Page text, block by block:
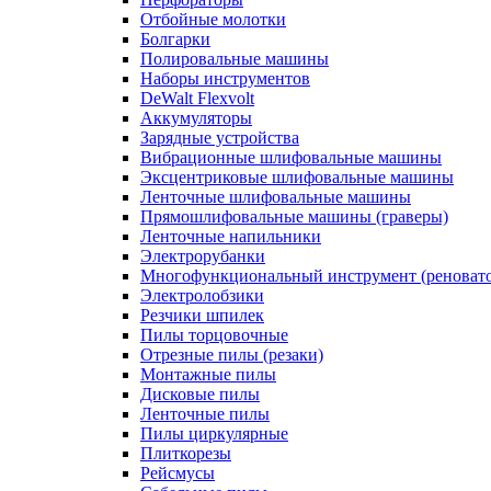
Отбойные молотки
Болгарки
Полировальные машины
Наборы инструментов
DeWalt Flexvolt
Аккумуляторы
Зарядные устройства
Вибрационные шлифовальные машины
Эксцентриковые шлифовальные машины
Ленточные шлифовальные машины
Прямошлифовальные машины (граверы)
Ленточные напильники
Электрорубанки
Многофункциональный инструмент
Электролобзики
Резчики шпилек
Пилы торцовочные
Отрезные пилы (резаки)
Монтажные пилы
Дисковые пилы
Ленточные пилы
Пилы циркулярные
Плиткорезы
Рейсмусы